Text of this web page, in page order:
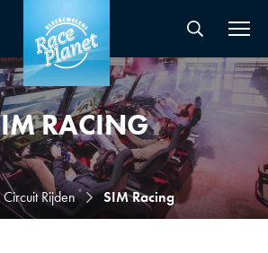
RACING
Circuit Rijden SIM Racing